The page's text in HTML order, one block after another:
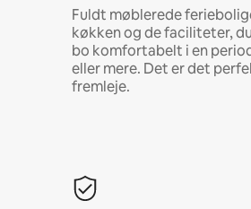
Fuldt møblerede
køkken og de faciliteter,
bo komfortabelt i en
eller mere. Det er det
fremleje.